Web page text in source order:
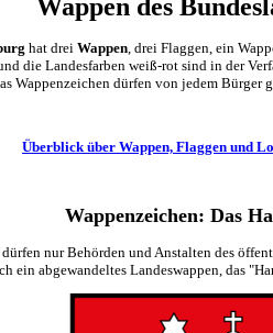
Wappen des
hat drei Wappen, drei Flaggen, ein
die Landesfarben weiß-rot sind in der
Wappenzeichen dürfen von jedem Bürger
Überblick über Wappen, Flaggen und
Wappenzeichen: Das
nur Behörden und Anstalten des
ein abgewandeltes Landeswappen, das